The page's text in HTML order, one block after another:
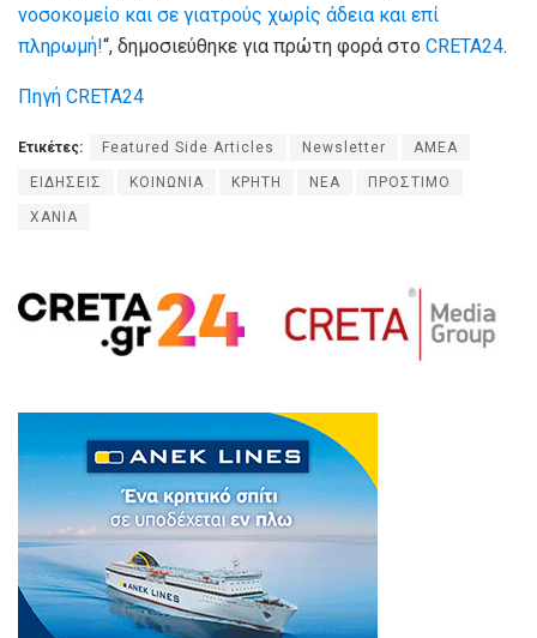
νοσοκομείο και σε γιατρούς χωρίς άδεια και επί
πληρωμή!“, δημοσιεύθηκε για πρώτη φορά στο CRETA24.
Πηγή CRETA24
Ετικέτες: Featured Side Articles Newsletter ΑΜΕΑ
ΕΙΔΗΣΕΙΣ ΚΟΙΝΩΝΙΑ ΚΡΗΤΗ ΝΕΑ ΠΡΟΣΤΙΜΟ
ΧΑΝΙΑ